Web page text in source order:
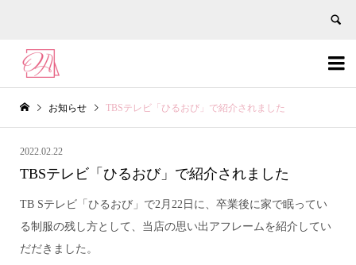


お知らせ TBSテレビ「ひるおび」で紹介されました
2022.02.22
TBSテレビ「ひるおび」で紹介されました
TB Sテレビ「ひるおび」で2月22日に、卒業後に家で眠ってい
る制服の残し方として、当店の思い出アフレームを紹介してい
だだきました。